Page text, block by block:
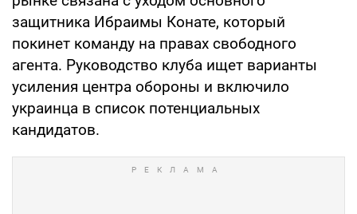
защитника Ибраимы Конате, который
покинет команду на правах свободного
агента. Руководство клуба ищет варианты
усиления центра обороны и включило
украинца в список потенциальных
кандидатов.